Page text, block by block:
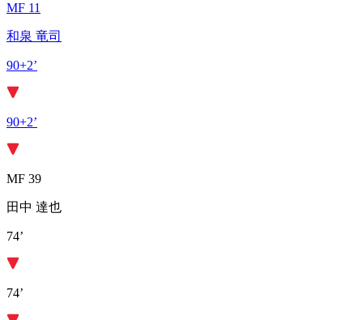
MF 11
和泉 竜司
90+2’
90+2’
MF 39
田中 達也
74’
74’